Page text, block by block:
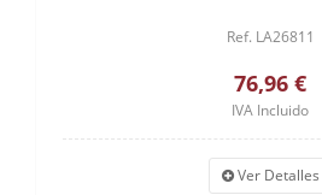
Ref. LA26811
76,96 €
IVA Incluido
Ver Detalles